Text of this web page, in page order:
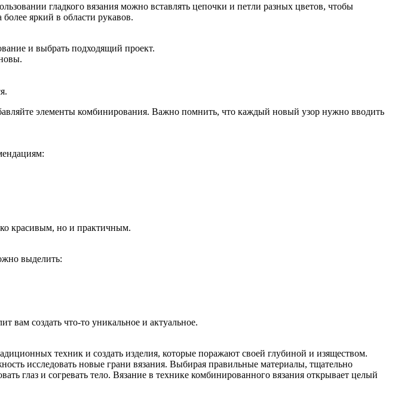
гладкого вязания можно вставлять цепочки и петли разных цветов, чтобы
яркий в области рукавов.
и выбрать подходящий проект.
элементы комбинирования. Важно помнить, что каждый новый узор нужно вводить
красивым, но и практичным.
выделить:
вам создать что-то уникальное и актуальное.
техник и создать изделия, которые поражают своей глубиной и изяществом.
исследовать новые грани вязания. Выбирая правильные материалы, тщательно
глаз и согревать тело. Вязание в технике комбинированного вязания открывает целый